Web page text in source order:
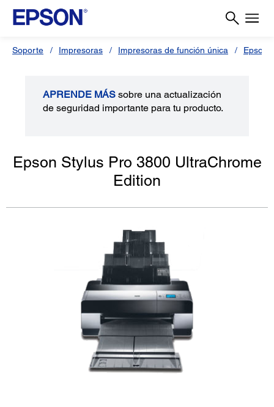
Soporte Impresoras Impresoras de función única Epson
APRENDE MÁS sobre una actualización
de seguridad importante para tu producto.
Epson Stylus Pro 3800 UltraChrome
Edition